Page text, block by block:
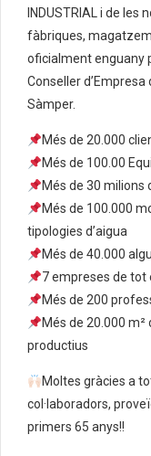
INDUSTRIAL i de les
fàbriques,
oficialment enguany
Conseller
Sàmper.
Més de 20.000
Més de 100.00
Més de 30 milions
Més de 100.000
tipologies d’aigua
Més de 40.000
7 empreses de tot
Més de 200
Més de 20.000
productius
Moltes gràcies a
col·laboradors,
primers 65 anys!!